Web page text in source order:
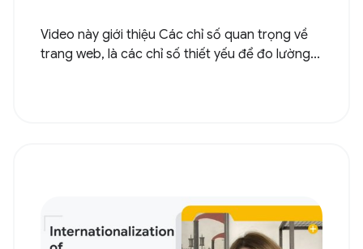
Video này giới thiệu Các chỉ số quan trọng về
trang web, là các chỉ số thiết yếu để đo lường...